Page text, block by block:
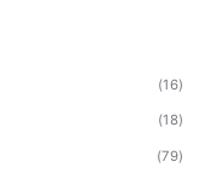
(16)
(18)
(79)